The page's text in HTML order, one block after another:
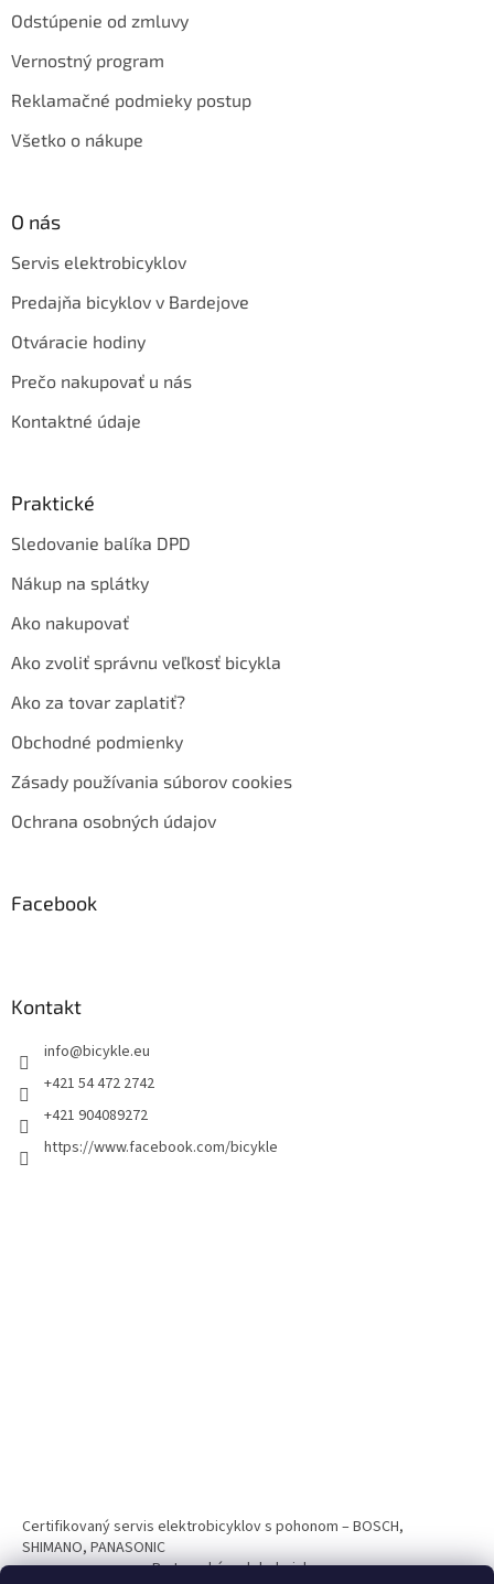
Odstúpenie od zmluvy
Vernostný program
Reklamačné podmieky postup
Všetko o nákupe
O nás
Servis elektrobicyklov
Predajňa bicyklov v Bardejove
Otváracie hodiny
Prečo nakupovať u nás
Kontaktné údaje
Praktické
Sledovanie balíka DPD
Nákup na splátky
Ako nakupovať
Ako zvoliť správnu veľkosť bicykla
Ako za tovar zaplatiť?
Obchodné podmienky
Zásady používania súborov cookies
Ochrana osobných údajov
Facebook
Kontakt
info@bicykle.eu
+421 54 472 2742
+421 904089272
https://www.facebook.com/bicykle
Certifikovaný servis elektrobicyklov s pohonom – BOSCH,
SHIMANO, PANASONIC
Partnerský web hokejshop.eu